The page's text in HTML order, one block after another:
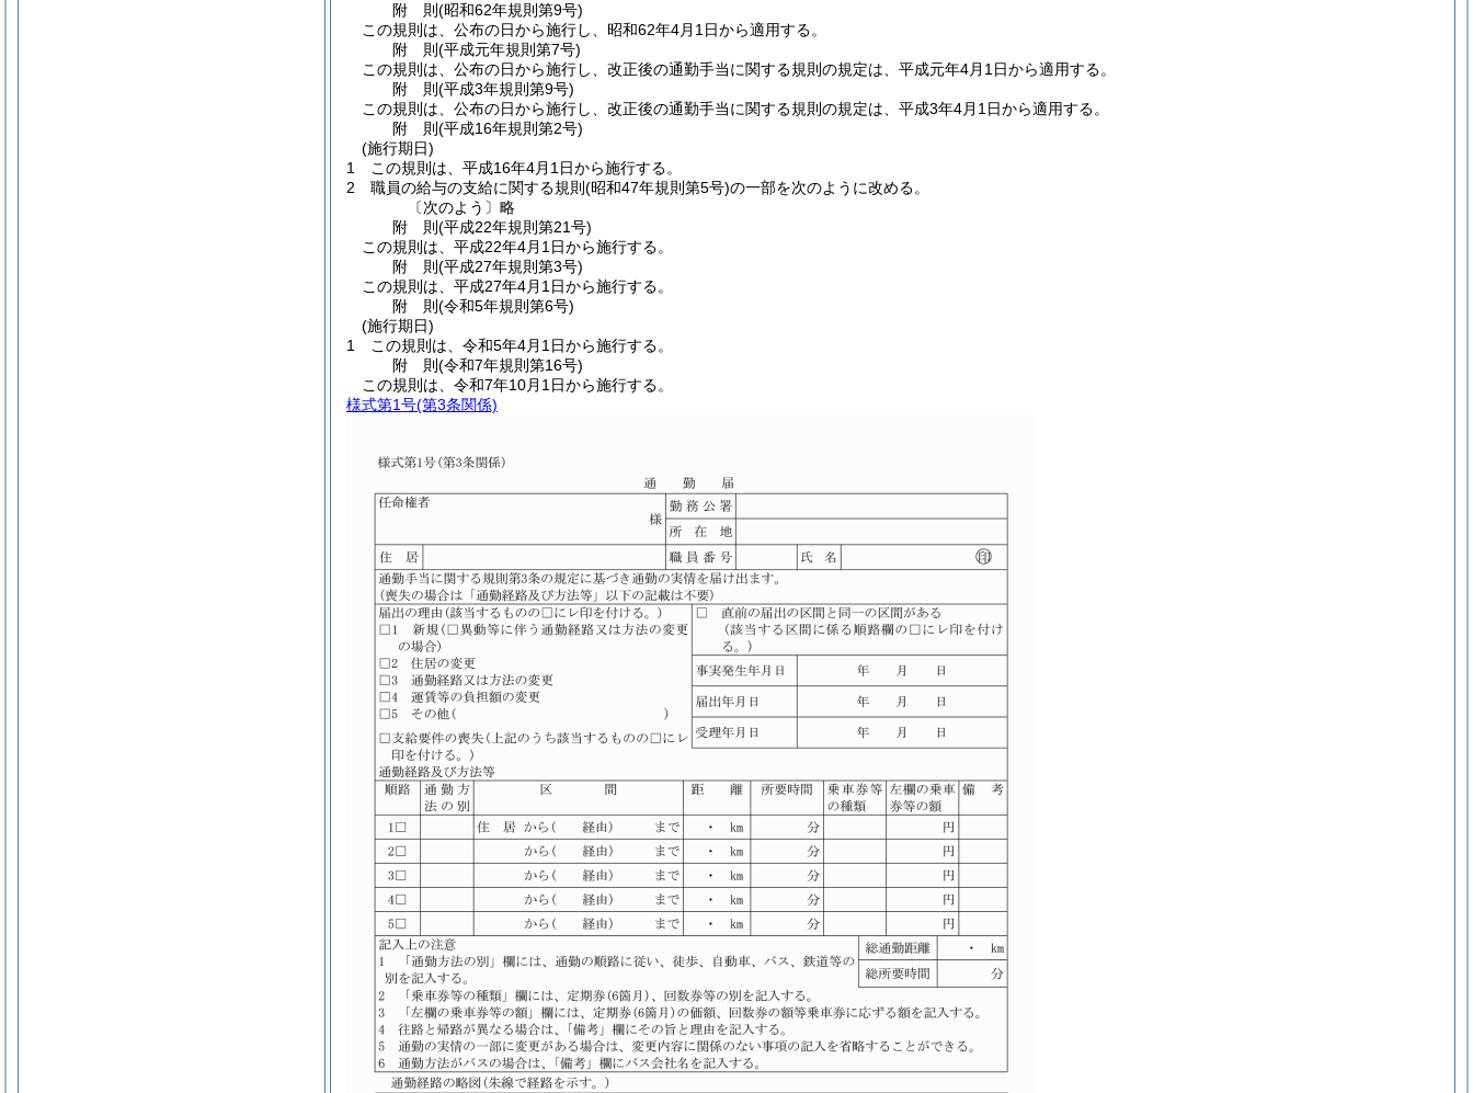
附 則(昭和62年規則第9号)
この規則は、公布の日から施行し、昭和62年4月1日から適用する。
附 則(平成元年規則第7号)
この規則は、公布の日から施行し、改正後の通勤手当に関する規則の規定は、平成元年4月1日から適用する。
附 則(平成3年規則第9号)
この規則は、公布の日から施行し、改正後の通勤手当に関する規則の規定は、平成3年4月1日から適用する。
附 則(平成16年規則第2号)
(施行期日)
1
この規則は、平成16年4月1日から施行する。
2
職員の給与の支給に関する規則 (昭和47年規則第5号)の一部を次のように改める。
〔次のよう〕略
附 則(平成22年規則第21号)
この規則は、平成22年4月1日から施行する。
附 則(平成27年規則第3号)
この規則は、平成27年4月1日から施行する。
附 則(令和5年規則第6号)
(施行期日)
1
この規則は、令和5年4月1日から施行する。
附 則(令和7年規則第16号)
この規則は、令和7年10月1日から施行する。
様式第1号(第3条関係)